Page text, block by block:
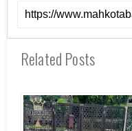
Related Posts